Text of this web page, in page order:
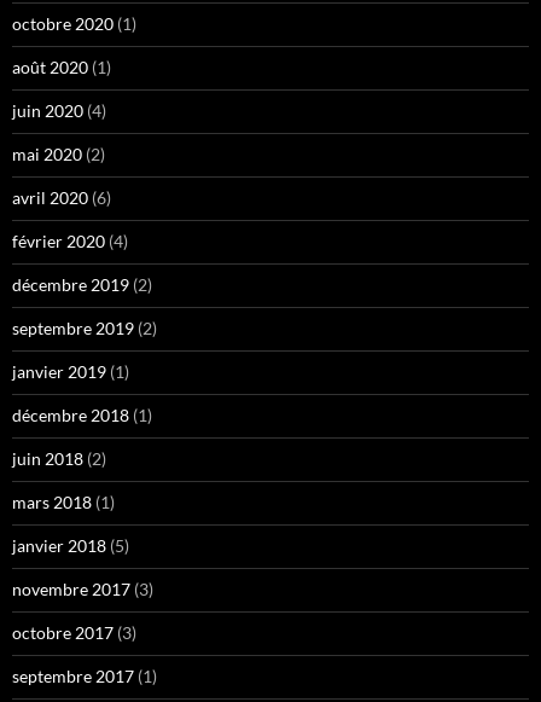
octobre 2020 (1)
août 2020 (1)
juin 2020 (4)
mai 2020 (2)
avril 2020 (6)
février 2020 (4)
décembre 2019 (2)
septembre 2019 (2)
janvier 2019 (1)
décembre 2018 (1)
juin 2018 (2)
mars 2018 (1)
janvier 2018 (5)
novembre 2017 (3)
octobre 2017 (3)
septembre 2017 (1)